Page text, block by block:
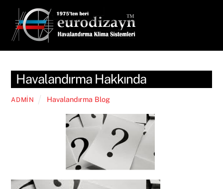
content
Havalandırma Hakkında
ADMIN Havalandırma Blog